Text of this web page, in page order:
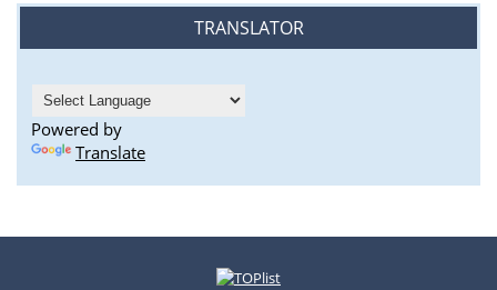
TRANSLATOR
Powered by
Translate